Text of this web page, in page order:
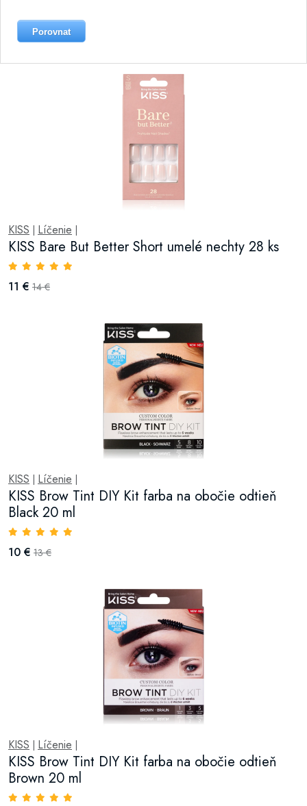
Porovnat
KISS Líčenie
KISS Bare But Better Short umelé nechty 28 ks
11 € 14 €
KISS Líčenie
KISS Brow Tint DIY Kit farba na obočie odtieň
Black 20 ml
10 € 13 €
KISS Líčenie
KISS Brow Tint DIY Kit farba na obočie odtieň
Brown 20 ml